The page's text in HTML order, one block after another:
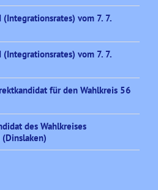
(Integrationsrates) vom 7. 7.
(Integrationsrates) vom 7. 7.
für den Wahlkreis 56
des Wahlkreises